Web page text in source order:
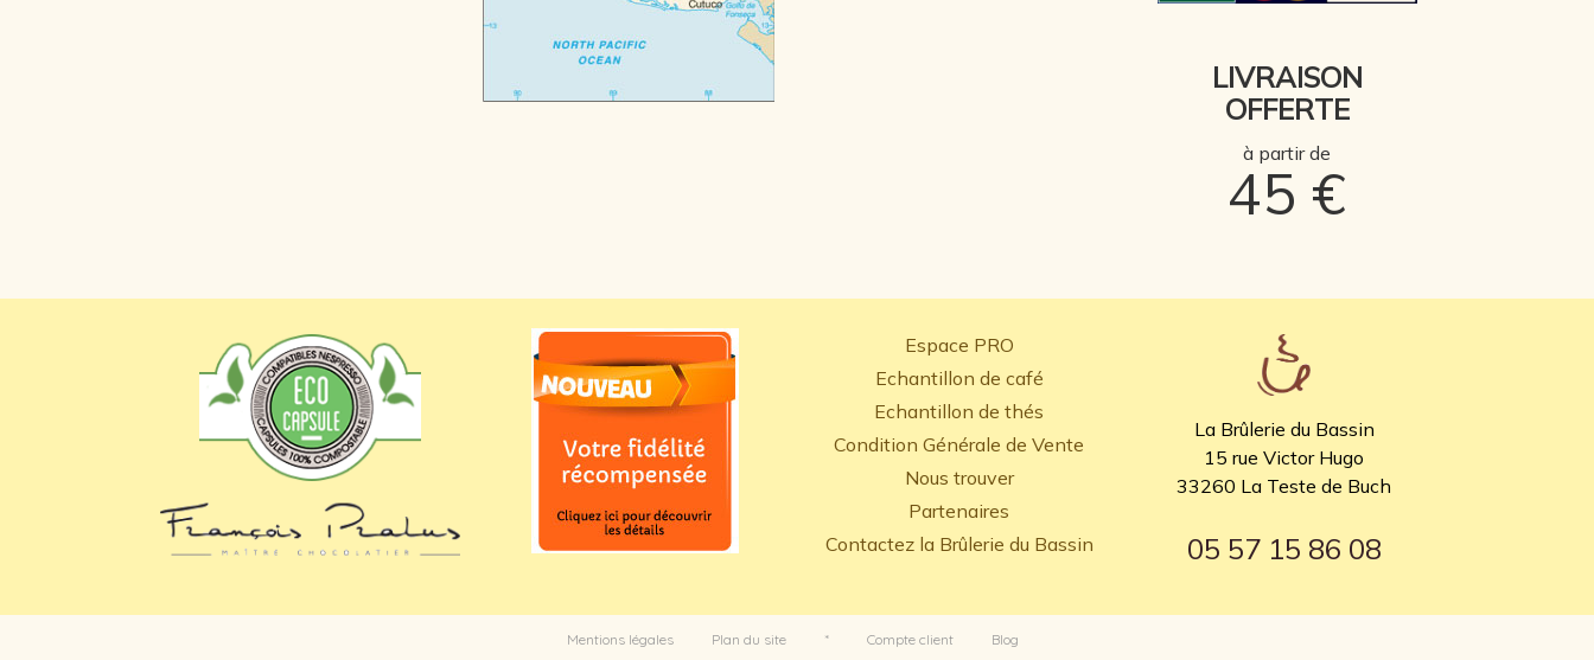
LIVRAISON
OFFERTE
à partir de
45 €
Espace PRO
Echantillon de café
Echantillon de thés
Condition Générale de Vente
Nous trouver
Partenaires
Contactez la Brûlerie du Bassin
La Brûlerie du Bassin
15 rue Victor Hugo
33260 La Teste de Buch
05 57 15 86 08
Mentions légales Plan du site * Compte client
Blog